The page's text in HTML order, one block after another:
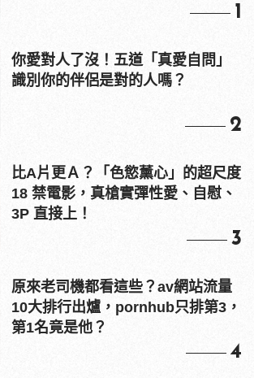
1
你愛對人了沒！五道「真愛自問」
識別你的伴侶是對的人嗎？
2
比A片更Ａ？「色慾薰心」的超尺度
18 禁電影，真槍實彈性愛、自慰、
3P 直接上！
3
原來老司機都看這些？av網站流量
10大排行出爐，pornhub只排第3，
第1名竟是他？
4